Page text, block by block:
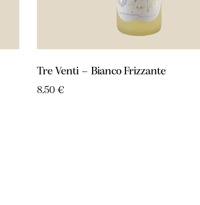
Tre Venti – Bianco Frizzante
8,50€